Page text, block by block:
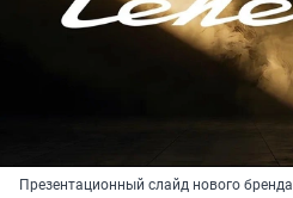
Презентационный слайд нового бренда